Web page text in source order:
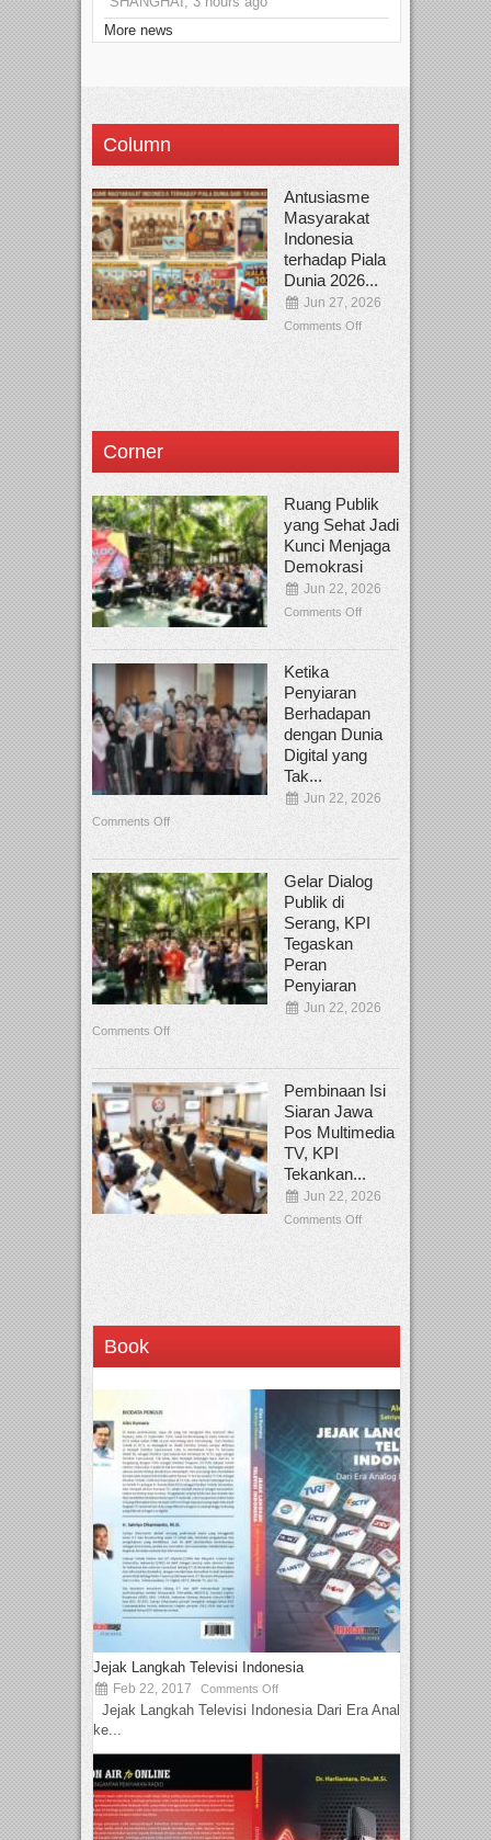
More news
Column
Antusiasme
Masyarakat
Indonesia
terhadap Piala
Dunia 2026...
Jun 27, 2026
Comments Off
Corner
Ruang Publik
yang Sehat Jadi
Kunci Menjaga
Demokrasi
Jun 22, 2026
Comments Off
Ketika
Penyiaran
Berhadapan
dengan Dunia
Digital yang
Tak...
Jun 22, 2026
Comments Off
Gelar Dialog
Publik di
Serang, KPI
Tegaskan
Peran
Penyiaran
Jun 22, 2026
Comments Off
Pembinaan Isi
Siaran Jawa
Pos Multimedia
TV, KPI
Tekankan...
Jun 22, 2026
Comments Off
Book
Jejak Langkah Televisi Indonesia
Feb 22, 2017 Comments Off
Jejak Langkah Televisi Indonesia Dari Era Analog
ke...